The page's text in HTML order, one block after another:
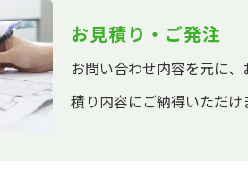
お見積り・ご発注
お問い合わせ内容を元に
積り内容にご納得いただけ